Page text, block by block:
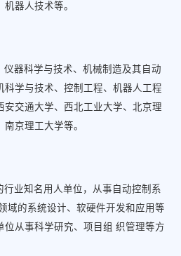
器人技术等。
仪器科学与技术、机械制造及其自动
科学与技术、控制工程、机器人工程
安交通大学、西北工业大学、北京理
京理工大学等。
行业知名用人单位，从事自动控制系
域的系统设计、软硬件开发和应用等
位从事科学研究、项目组 织管理等方